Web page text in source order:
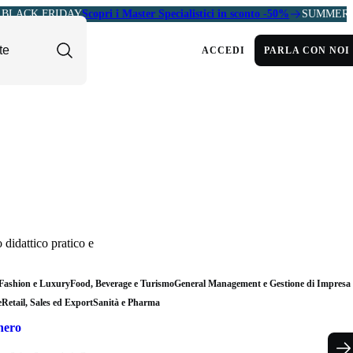
FRIDAYScopri i Master Specialistici in sconto -50% SUMMER
ACCEDI PARLA CON NOI
didattico pratico e
e LuxuryFood, Beverage e TurismoGeneral Management e Gestione di Impresa
Retail, Sales ed ExportSanità e Pharma